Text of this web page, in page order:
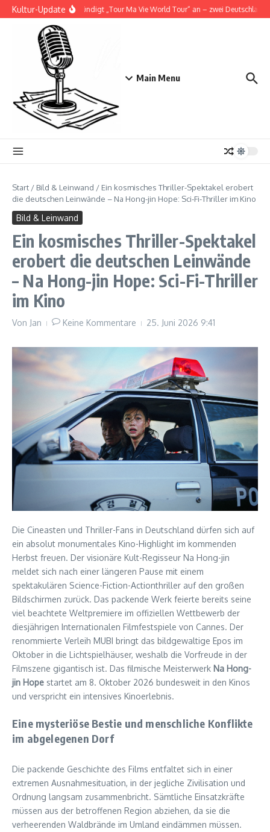
Zum Inhalt springen
Kultur-UpdateDoja Cat kündigt „Tour Ma Vie World Tour“ an – zwei
Main Menu
Start / Bild & Leinwand / Ein kosmisches Thriller-Spektakel erobert
die deutschen Leinwände – Na Hong-jin Hope: Sci-Fi-Thriller im Kino
Bild & Leinwand
Ein kosmisches Thriller-Spektakel
erobert die deutschen Leinwände
– Na Hong-jin Hope: Sci-Fi-Thriller
im Kino
Von Jan Keine Kommentare 25. Juni 2026 9:41
Die Cineasten und Thriller-Fans in Deutschland dürfen sich auf
ein absolut monumentales Kino-Highlight im kommenden
Herbst freuen. Der visionäre Kult-Regisseur Na Hong-jin
meldet sich nach einer längeren Pause mit einem
spektakulären Science-Fiction-Actionthriller auf den großen
Bildschirmen zurück. Das packende Werk feierte bereits seine
viel beachtete Weltpremiere im offiziellen Wettbewerb der
diesjährigen Internationalen Filmfestspiele von Cannes. Der
renommierte Verleih MUBI bringt das bildgewaltige Epos im
Oktober in die Lichtspielhäuser, weshalb die Vorfreude in der
Filmszene gigantisch ist. Das filmische Meisterwerk Na Hong-
jin Hope startet am 8. Oktober 2026 bundesweit in den Kinos
und verspricht ein intensives Kinoerlebnis.
Eine mysteriöse Bestie und menschliche Konflikte
im abgelegenen Dorf
Die packende Geschichte des Films entfaltet sich in einer
extremen Ausnahmesituation, in der jegliche Zivilisation und
Ordnung langsam zusammenbricht. Sämtliche Einsatzkräfte
müssen aus der betroffenen Region abziehen, da sie die
verheerenden Waldbrände im Umland eindämmen müssen.